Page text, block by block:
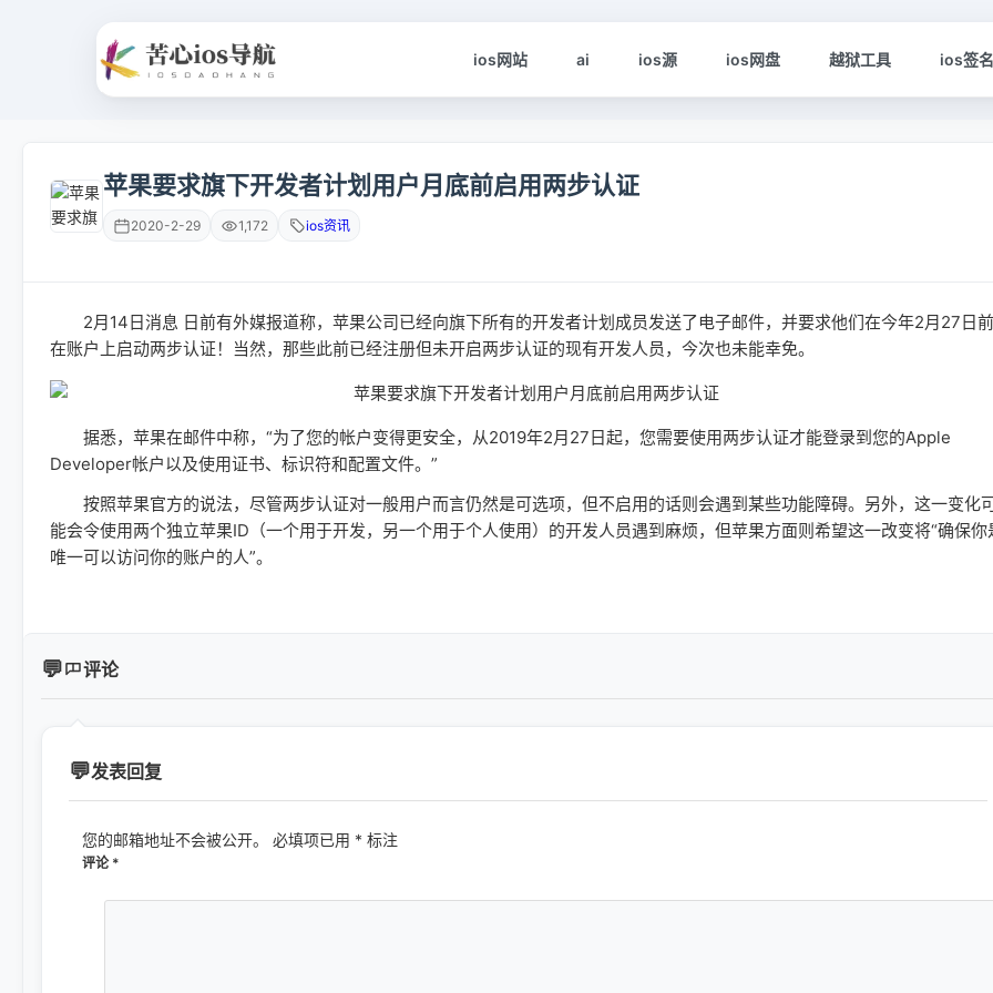
ios网站 ai ios源 ios网盘 越狱工具 ios签
苹果要求旗下开发者计划用户月底前启用两步认证
2020-2-29 1,172 ios资讯
2月14日消息 日前有外媒报道称，苹果公司已经向旗下所有的开发者计划成员发送了电子邮件，并要求他们在今年2月27日前
在账户上启动两步认证！当然，那些此前已经注册但未开启两步认证的现有开发人员，今次也未能幸免。
据悉，苹果在邮件中称，“为了您的帐户变得更安全，从2019年2月27日起，您需要使用两步认证才能登录到您的Apple
Developer帐户以及使用证书、标识符和配置文件。”
按照苹果官方的说法，尽管两步认证对一般用户而言仍然是可选项，但不启用的话则会遇到某些功能障碍。另外，这一变化
能会令使用两个独立苹果ID（一个用于开发，另一个用于个人使用）的开发人员遇到麻烦，但苹果方面则希望这一改变将“确保你
唯一可以访问你的账户的人”。
评论
发表回复
您的邮箱地址不会被公开。 必填项已用 * 标注
评论 *